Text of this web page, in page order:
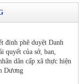
đinh phê duyệt Danh
quyết của sở, ban,
dân cấp xã thực hiện
Dương